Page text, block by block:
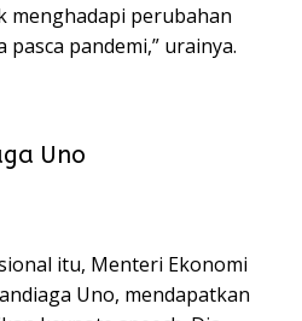
menghadapi perubahan
pandemi,” urainya.
Uno
itu, Menteri Ekonomi
Uno, mendapatkan